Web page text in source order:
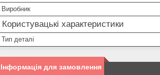
Виробник
Користувацькі характеристики
Тип деталі
Інформація для замовлення